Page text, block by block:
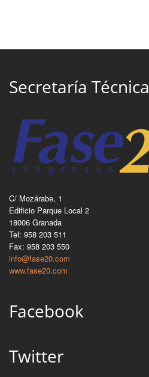
Secretaría Técnica
C/ Mozárabe, 1
Edificio Parque Local 2
18006 Granada
Tel: 958 203 511
Fax: 958 203 550
info@fase20.com
www.fase20.com
Facebook
Twitter